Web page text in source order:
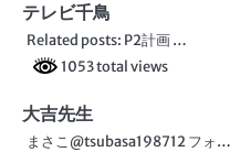
テレビ千鳥
Related posts: P2計画 …
1053 total views
大吉先生
まさこ@tsubasa198712 フォ…